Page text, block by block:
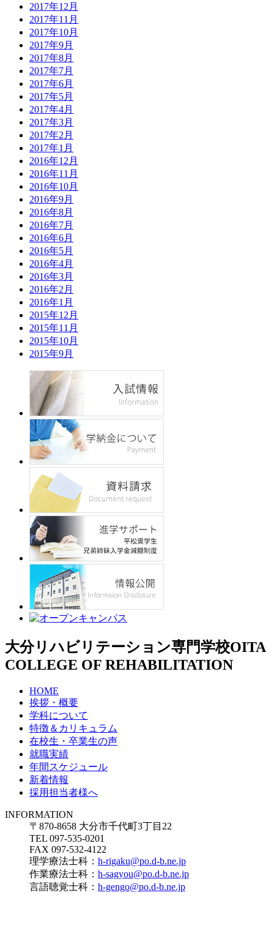
2017年12月
2017年11月
2017年10月
2017年9月
2017年8月
2017年7月
2017年6月
2017年5月
2017年4月
2017年3月
2017年2月
2017年1月
2016年12月
2016年11月
2016年10月
2016年9月
2016年8月
2016年7月
2016年6月
2016年5月
2016年4月
2016年3月
2016年2月
2016年1月
2015年12月
2015年11月
2015年10月
2015年9月
大分リハビリテーション専門学校OITA
COLLEGE OF REHABILITATION
HOME
挨拶・概要
学科について
特徴＆カリキュラム
在校生・卒業生の声
就職実績
年間スケジュール
新着情報
採用担当者様へ
INFORMATION
〒870-8658 大分市千代町3丁目22
TEL 097-535-0201
FAX 097-532-4122
理学療法士科： h-rigaku@po.d-b.ne.jp
作業療法士科： h-sagyou@po.d-b.ne.jp
言語聴覚士科： h-gengo@po.d-b.ne.jp